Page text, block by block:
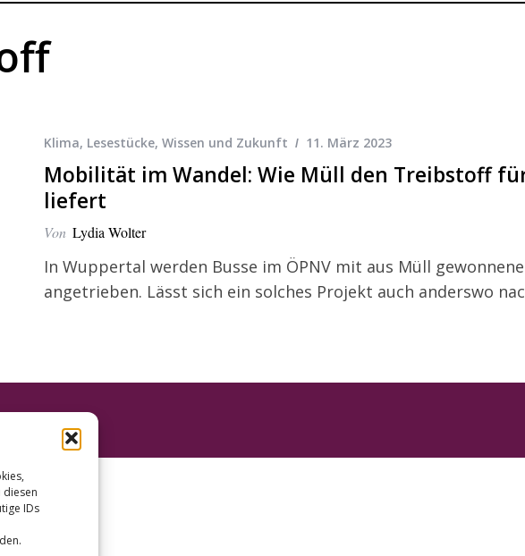
IDs
Klima, Lesestücke, Wissen und Zukunft 11. März 2023
Mobilität im Wandel: Wie Müll den Treibstoff
liefert
Von Lydia Wolter
In Wuppertal werden Busse im ÖPNV mit aus Müll
angetrieben. Lässt sich ein solches Projekt auch anderswo